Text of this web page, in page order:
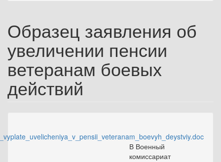
Образец заявления об
увеличении пенсии
ветеранам боевых
действий
В Военный
комиссариат